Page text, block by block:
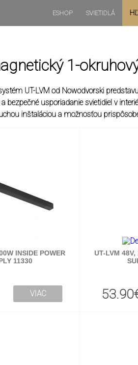
ESHOP SVIETIDLÁ
1-
UT-LVM od Nowodvorski
bezpečné usporiadanie svietidiel v
inštaláciou a možnosťou
INSIDE POWER
11330
VIAC
UT-LVM 48V,